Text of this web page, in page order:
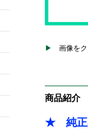
画像をク
商品紹介
★ 純正